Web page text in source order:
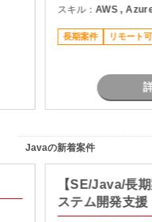
スキル：AWS ,
長期案件 リモート可
Javaの新着案件
【SE/Java/長
ステム開発支援